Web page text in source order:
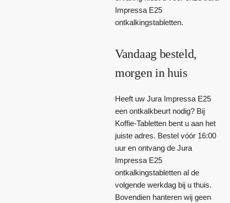
Impressa E25
ontkalkingstabletten.
Vandaag besteld,
morgen in huis
Heeft uw Jura Impressa E25
een ontkalkbeurt nodig? Bij
Koffie-Tabletten bent u aan het
juiste adres. Bestel vóór 16:00
uur en ontvang de Jura
Impressa E25
ontkalkingstabletten al de
volgende werkdag bij u thuis.
Bovendien hanteren wij geen